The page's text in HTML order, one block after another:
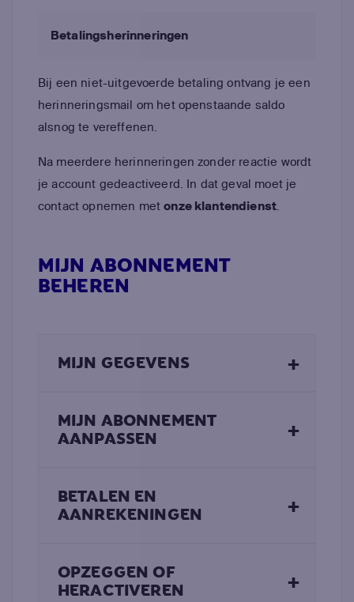
Betalingsherinneringen
Bij een niet-uitgevoerde betaling ontvang je een
herinneringsmail om het openstaande saldo
alsnog te vereffenen.
Na meerdere herinneringen zonder reactie wordt
je account gedeactiveerd. In dat geval moet je
contact opnemen metonze klantendienst.
MIJN ABONNEMENT
BEHEREN
MIJN GEGEVENS +
MIJN ABONNEMENT
AANPASSEN
+
BETALEN EN
AANREKENINGEN
+
OPZEGGEN OF
HERACTIVEREN
+